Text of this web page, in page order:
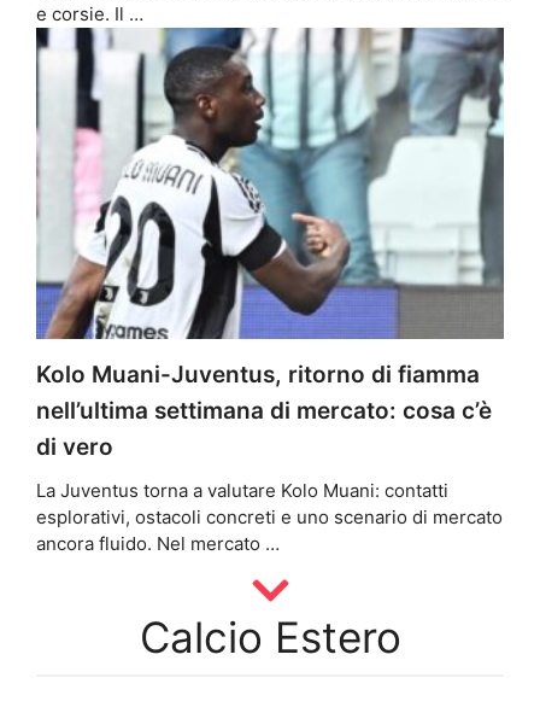
e corsie. Il …
Kolo Muani-Juventus, ritorno di fiamma
nell’ultima settimana di mercato: cosa c’è
di vero
La Juventus torna a valutare Kolo Muani: contatti
esplorativi, ostacoli concreti e uno scenario di mercato
ancora fluido. Nel mercato …
Calcio Estero